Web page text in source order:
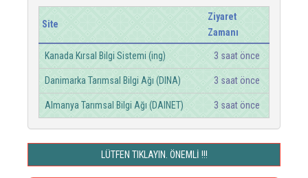
Site
Ziyaret
Zamanı
Kanada Kırsal Bilgi Sistemi (ing) 3 saat önce
Danimarka Tarımsal Bilgi Ağı (DINA) 3 saat önce
Almanya Tarımsal Bilgi Ağı (DAINET) 3 saat önce
LÜTFEN TIKLAYIN. ÖNEMLİ !!!